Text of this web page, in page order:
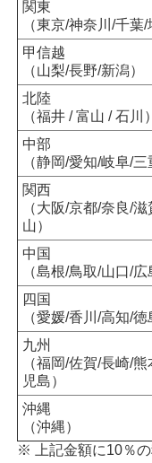
関東
（東京/神奈川/千葉/
甲信越
（山梨/長野/新潟）
北陸
（福井 / 富山 / 石川）
中部
（静岡/愛知/岐阜/三
関西
（大阪/京都/奈良/
山）
中国
（島根/鳥取/山口/広
四国
（愛媛/香川/高知/徳
九州
（福岡/佐賀/長崎/
児島）
沖縄
（沖縄）
※ 上記金額に10％の